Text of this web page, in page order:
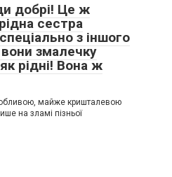
добрі! Це ж
сестра
з іншого
вони змалечку
рідні! Вона ж
майже кришталевою
на зламі пізньої